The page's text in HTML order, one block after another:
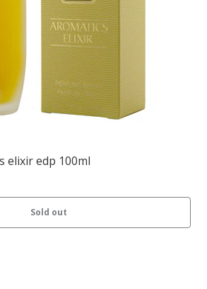
elixir edp 100ml
Sold out